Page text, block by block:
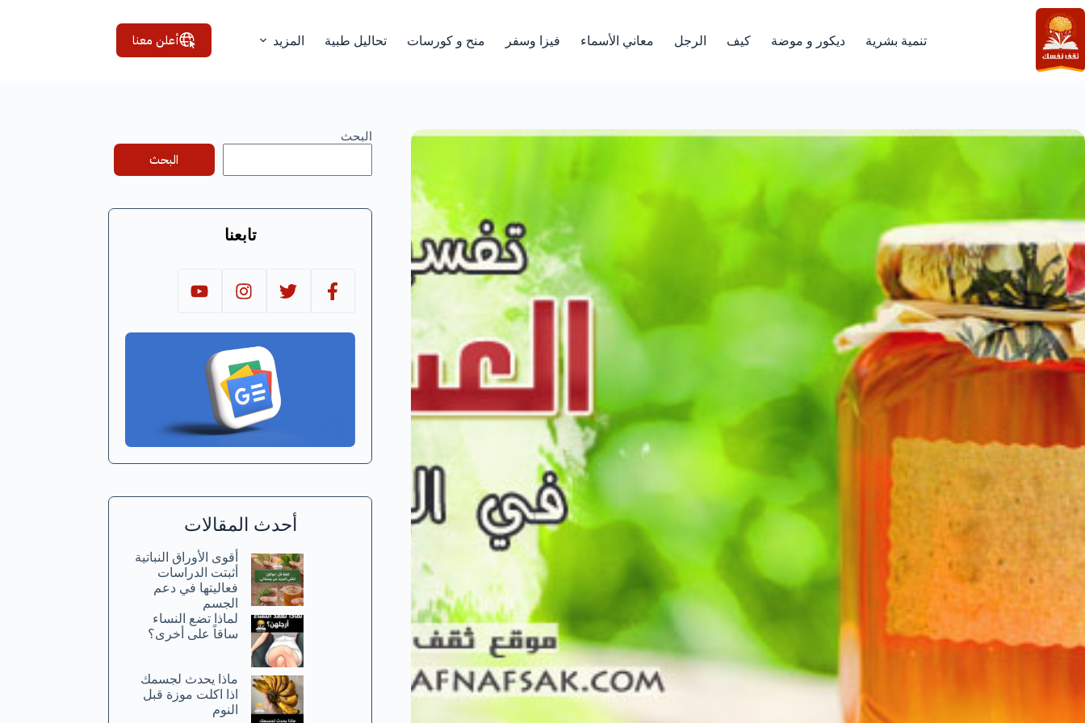
التجاوز
إلى
المحتوى
تنمية بشرية ديكور و موضة كيف الرجل معاني الأسماء فيزا وسفر منح و كورسات تحاليل طبية المزيد أعلن معنا
البحث
البحث
تابعنا
أحدث المقالات
أقوى الأوراق النباتية
أثبتت الدراسات
فعاليتها في دعم
الجسم
لماذا تضع النساء
ساقاً على أخرى؟
ماذا يحدث لجسمك
اذا اكلت موزة قبل
النوم